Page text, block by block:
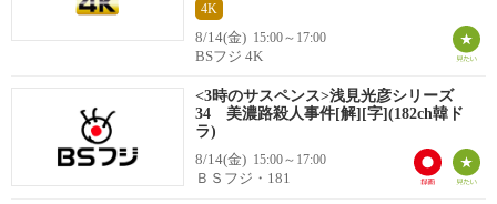
4K
8/14(金) 15:00～17:00
BSフジ 4K
<3時のサスペンス>浅見光彦シリーズ
34 美濃路殺人事件[解][字](182ch韓ド
ラ)
8/14(金) 15:00～17:00
ＢＳフジ・181